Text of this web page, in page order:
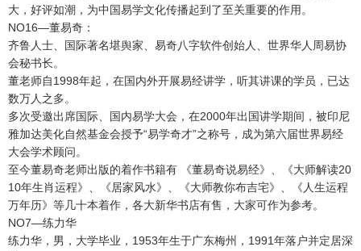
大，好评如潮，为中国易学文化传播起到了至关重要的作用。
NO16—董易奇：
齐鲁人士、国际著名堪舆家、易奇八字软件创始人、世界华人周易协
会秘书长。
董老师自1998年起，在国内外开展易经讲学，听其讲课的学员，已达
数万人之多。
多次受邀出席国际、国内易学大会，在2000年出国讲学期间，被印尼
雅加达美化自然基金会授予“易学奇才”之称号，成为第六届世界易经
大会学术顾问。
至今董易奇老师出版的着作书籍有 《董易奇说易经》、《大师解读20
10年生肖运程》、《居家风水》、《大师教你布吉宅》、《人生运程
万年历》等几十本着作，各大新华书店有售，大家可作为参考。
NO7—练力华
练力华，男，大学毕业，1953年生于广东梅州，1991年落户并定居深